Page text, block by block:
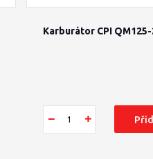
Karburátor CPI QM125-